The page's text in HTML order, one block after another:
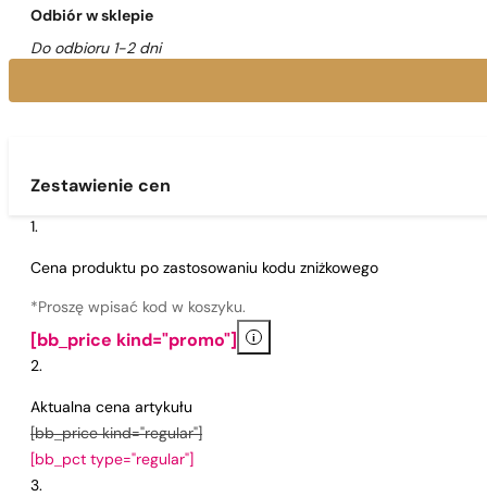
Odbiór w sklepie
Do odbioru 1-2 dni
Zestawienie cen
Cena produktu po zastosowaniu kodu zniżkowego
*Proszę wpisać kod w koszyku.
[bb_price kind="promo"] i
Aktualna cena artykułu
[bb_price kind="regular"]
[bb_pct type="regular"]